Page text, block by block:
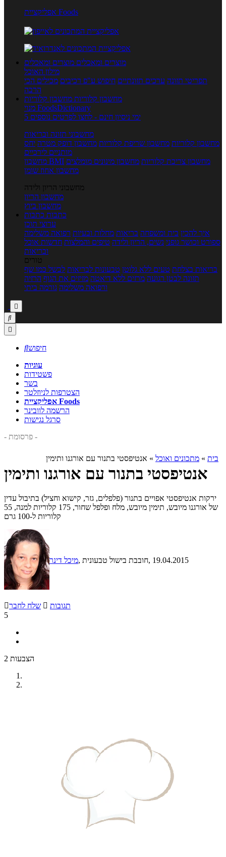
אפליקציית Foods
מוצרים ומאכלים מוצרים ומאכלים
מילון האוכל
תפריטי תזונה ערכים תזונתיים חיפוש ע"פ רכיבים מכילים הכי
הרבה
מחשבון קלוריות מחשבון קלוריות
מנוי FoodsDictionary
5 ימי ניסיון חינם - לחצו לפרטים נוספים
מחשבוני תזונה ובריאות
מחשבון קלוריות מחשבון שריפת קלוריות מחשבון דופק מטרה יחס
מותניים לירכיים
מחשבון BMI
מחשבון צריכת קלוריות מחשבון מינונים מומלצים
מחשבון אחוז שומן
מחשבוני הריון ולידה
מחשבון הריון
מחשבון ביוץ
כתבות כתבות
ערוצי תוכן
איך להכין בית ומשפחה בריאות מחלות ובעיות רפואה משלימה
ספורט וכושר גופני נשים, הריון ולידה טיפים והמלצות חדשות אוכל
ובריאות
טורים
בריאות בצלחת טעים ללא גלוטן טבעונות לבריאות לבשל כמו שף
תזונה לבטן רגועה מרזים ללא דיאטה מזיזים את הגוף הרזיה
ורפואה משלימה גורמה ביתי



חיפוש
עוגיות
פשטידות
בשר
הצטרפות לניוזלטר
אפליקציית Foods
הרשמה לוובינר
סרגל נגישות
- פרסומת -
בית » מתכונים ואוכל » אנטיפסטי בתנור עם אורגנו ותימין
אנטיפסטי בתנור עם אורגנו ותימין
ירקות אנטיפסטי אפויים בתנור (פלפלים, גזר, קישוא וחציל) בתיבול עדין
של אורגנו מיובש, תימין מיובש, מלח ופלפל שחור, 175 קלוריות למנה, 55
קלוריות ל-100 גרם
מיכל דינר , חובבת בישול טבעונית, 19.04.2015
שלח לחבר  תגובות
5
2 הצבעות